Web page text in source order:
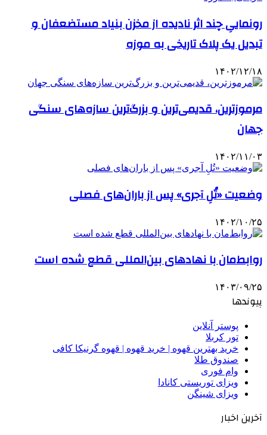
رونمایی‌ِ چند اثر نادیده از مخزن بنیاد مستضعفان و
تبدیل یک پلاک تاریخی به موزه
۱۴۰۲/۱۲/۱۸
مرموزترین، قدیمی‌ترین و بزرگ‌ترین سازه‌های سنگی
جهان
۱۴۰۲/۱۱/۰۳
وضعیت «تُلِ آجری» پس از باران‌های فصلی
۱۴۰۲/۱۰/۲۵
روابط‌مان با نهادهای بین‌المللی قطع شده است
۱۴۰۳/۰۹/۲۵
پیوندها
پوستر آنلاین
تور کربلا
خرید بهترین قهوه | خرید قهوه | قهوه گرنیکا کافی
صندوق طلا
وام فوری
ویزای توریستی کانادا
ویزای شینگن
آخرین اخبار